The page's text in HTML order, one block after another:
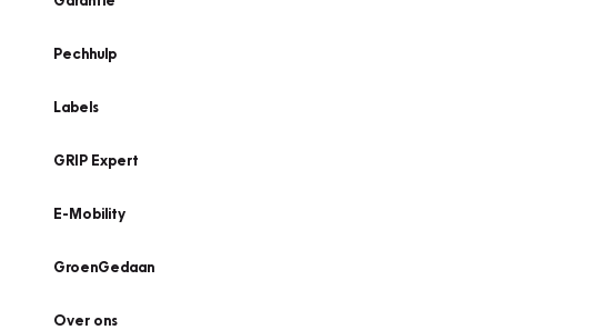
Pechhulp
Labels
GRIP Expert
E-Mobility
GroenGedaan
Over ons